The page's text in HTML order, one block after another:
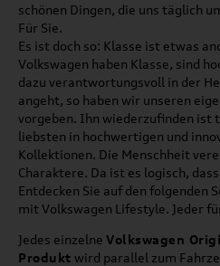
schönen Dingen, die uns täglich
Für Sie.
Es ist doch so: Klasse ist etwas
Volkswagen haben Klasse, sind
dazu verantwortungsvoll in der
angeht, so haben wir unseren
vorgeben. Ihn wiederzufinden ist
liebsten in hochwertigen und
Kollektionen. Die Menschheit
Charaktere. Da ist es logisch,
Entdecken Sie auf den folgenden
mit Volkswagen Lifestyle. Jeder
Jedes einzelne Volkswagen
Produkt wird parallel zum